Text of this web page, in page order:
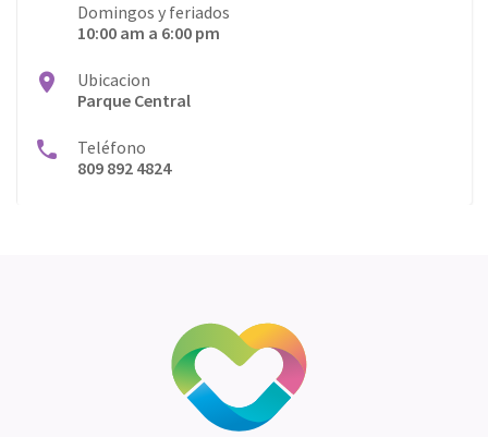
Domingos y feriados
10:00 am a 6:00 pm
Ubicacion
Parque Central
Teléfono
809 892 4824